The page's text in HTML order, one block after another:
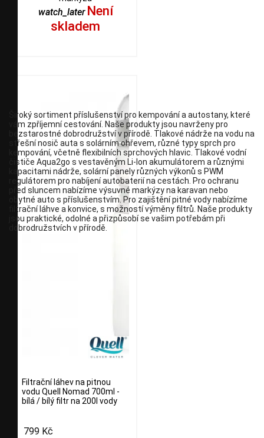
Široký sortiment příslušenství pro kempování a autostany, které
vám zpříjemní cestování. Naše produkty jsou navrženy pro
bezstarostné dobrodružství v přírodě. Tlakové nádrže na vodu na
střešní nosič auta s solárním ohřevem, různé typy sprch pro
kempování, včetně flexibilních sprchových hlavic. Tlakové vodní
čističe Aqua2go s vestavěným Li-Ion akumulátorem a různými
kapacitami nádrže, solární panely různých výkonů s PWM
regulátorem pro nabíjení autobaterií na cestách. Pro ochranu
před sluncem nabízíme výsuvné markýzy na karavan nebo
obytné auto s příslušenstvím. Pro zajištění pitné vody nabízíme
filtrační láhve a konvice, s možností výměny filtrů. Naše produkty
jsou praktické, odolné a přizpůsobí se vašim potřebám při
dobrodružstvích v přírodě.
watch_later Není
skladem
Filtrační láhev na pitnou
vodu Quell Nomad 700ml -
bílá / bílý filtr na 200l vody
799 Kč